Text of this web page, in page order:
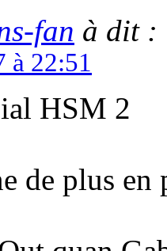
fan à dit :
à 22:51
HSM 2
de plus